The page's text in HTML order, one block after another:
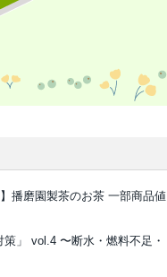
播磨園製茶のお茶 一部商品値
策」 vol.4 〜断水・燃料不足・